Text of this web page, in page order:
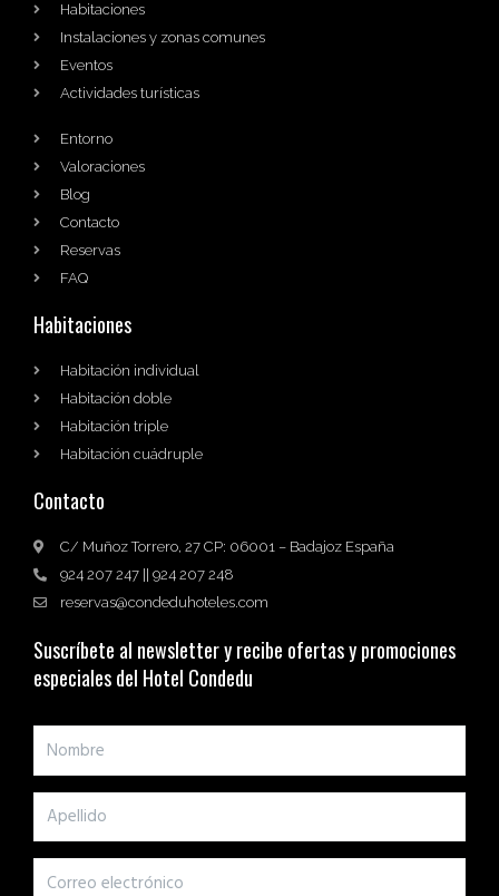
Habitaciones
Instalaciones y zonas comunes
Eventos
Actividades turísticas
Entorno
Valoraciones
Blog
Contacto
Reservas
FAQ
Habitaciones
Habitación individual
Habitación doble
Habitación triple
Habitación cuádruple
Contacto
C/ Muñoz Torrero, 27 CP: 06001 – Badajoz España
924 207 247 || 924 207 248
reservas@condeduhoteles.com
Suscríbete al newsletter y recibe ofertas y promociones
especiales del Hotel Condedu